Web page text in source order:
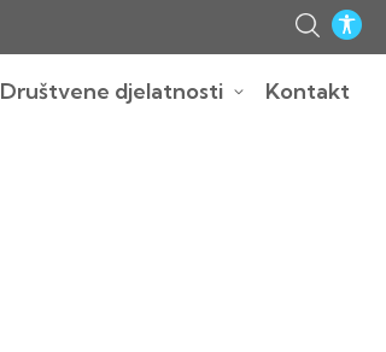
Društvene djelatnosti Kontakt